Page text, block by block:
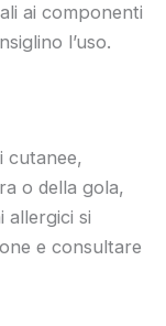
ai componenti
l’uso.
cutanee,
o della gola,
allergici si
e consultare